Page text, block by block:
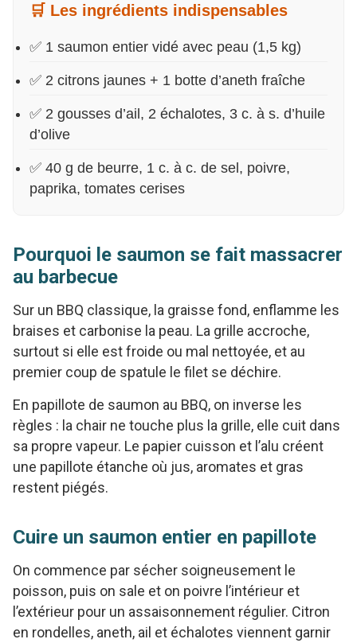
🛒 Les ingrédients indispensables
✅ 1 saumon entier vidé avec peau (1,5 kg)
✅ 2 citrons jaunes + 1 botte d’aneth fraîche
✅ 2 gousses d’ail, 2 échalotes, 3 c. à s. d’huile
d’olive
✅ 40 g de beurre, 1 c. à c. de sel, poivre,
paprika, tomates cerises
Pourquoi le saumon se fait massacrer
au barbecue
Sur un BBQ classique, la graisse fond, enflamme les
braises et carbonise la peau. La grille accroche,
surtout si elle est froide ou mal nettoyée, et au
premier coup de spatule le filet se déchire.
En papillote de saumon au BBQ, on inverse les
règles : la chair ne touche plus la grille, elle cuit dans
sa propre vapeur. Le papier cuisson et l’alu créent
une papillote étanche où jus, aromates et gras
restent piégés.
Cuire un saumon entier en papillote
On commence par sécher soigneusement le
poisson, puis on sale et on poivre l’intérieur et
l’extérieur pour un assaisonnement régulier. Citron
en rondelles, aneth, ail et échalotes viennent garnir